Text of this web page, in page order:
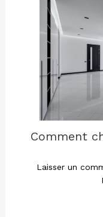
Comment
Laisser un